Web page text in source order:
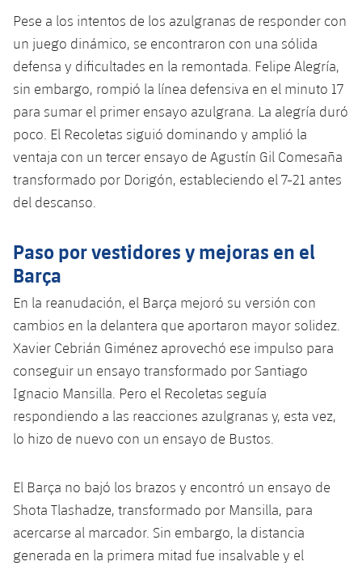
Instalaciones
Pese a los intentos de los azulgranas de responder con
un juego dinámico, se encontraron con una sólida
defensa y dificultades en la remontada. Felipe Alegría,
sin embargo, rompió la línea defensiva en el minuto 17
para sumar el primer ensayo azulgrana. La alegría duró
poco. El Recoletas siguió dominando y amplió la
ventaja con un tercer ensayo de Agustín Gil Comesaña
transformado por Dorigón, estableciendo el 7-21 antes
del descanso.
Paso por vestidores y mejoras en el
Barça
En la reanudación, el Barça mejoró su versión con
cambios en la delantera que aportaron mayor solidez.
Xavier Cebrián Giménez aprovechó ese impulso para
conseguir un ensayo transformado por Santiago
Ignacio Mansilla. Pero el Recoletas seguía
respondiendo a las reacciones azulgranas y, esta vez,
lo hizo de nuevo con un ensayo de Bustos.
El Barça no bajó los brazos y encontró un ensayo de
Shota Tlashadze, transformado por Mansilla, para
acercarse al marcador. Sin embargo, la distancia
generada en la primera mitad fue insalvable y el